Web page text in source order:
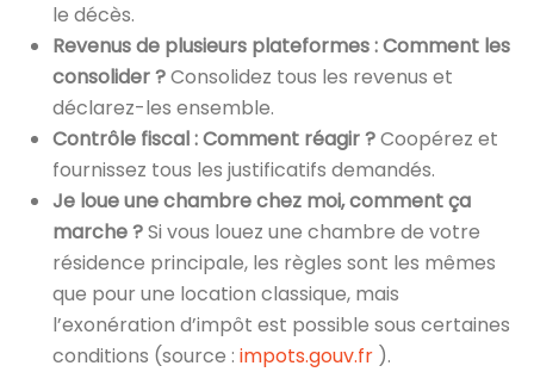
le décès.
Revenus de plusieurs plateformes : Comment les
consolider ?Consolidez tous les revenus et
déclarez-les ensemble.
Contrôle fiscal : Comment réagir ?Coopérez et
fournissez tous les justificatifs demandés.
Je loue une chambre chez moi, comment ça
marche ?Si vous louez une chambre de votre
résidence principale, les règles sont les mêmes
que pour une location classique, mais
l’exonération d’impôt est possible sous certaines
conditions (source : impots.gouv.fr ).